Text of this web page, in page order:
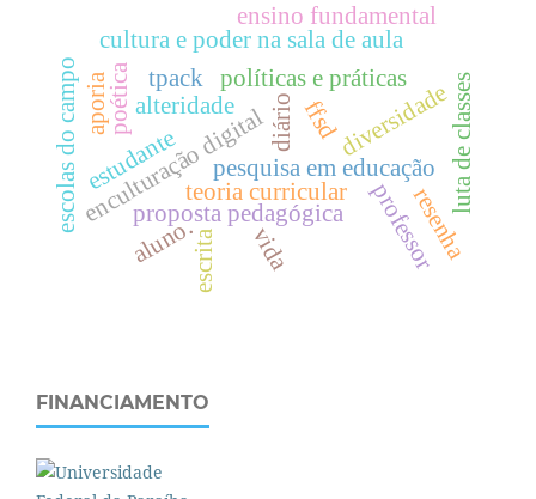
proposta pedagógica
enculturação digitalpesquisa em educação
escrita
diversidade
tpack
alteridade
poética
teoria curricular
políticas e práticas
escolas do campo ffsd
vida professor
aluno.
cultura e poder na sala de aula
resenha
estudante
diário
aporia
ensino fundamental
luta de classes
FINANCIAMENTO